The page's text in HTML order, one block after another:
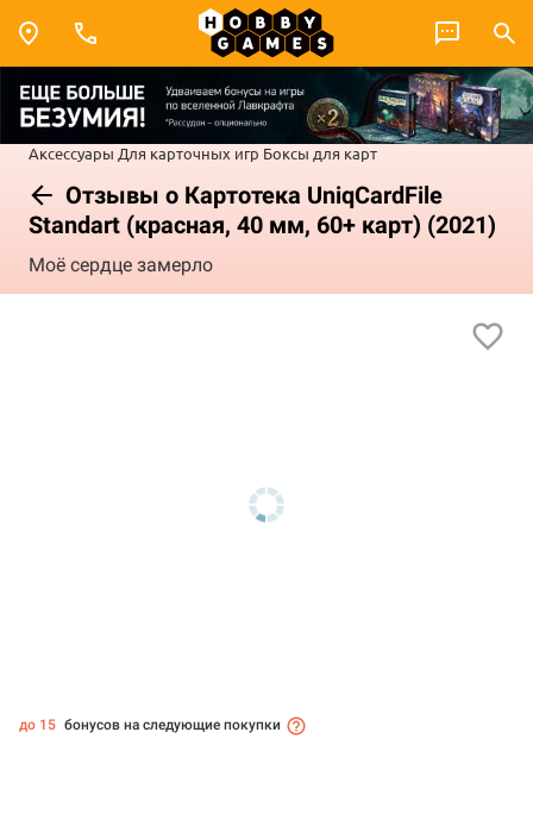
Аксессуары Для карточных игр Боксы для карт
Отзывы о Картотека UniqCardFile
Standart (красная, 40 мм, 60+ карт) (2021)
Моё сердце замерло
до 15 бонусов на следующие покупки